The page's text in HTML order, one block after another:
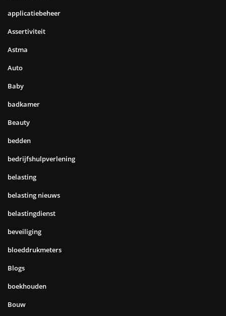
applicatiebeheer
Assertiviteit
Astma
Auto
Baby
badkamer
Beauty
bedden
bedrijfshulpverlening
belasting
belasting nieuws
belastingdienst
beveiliging
bloeddrukmeters
Blogs
boekhouden
Bouw